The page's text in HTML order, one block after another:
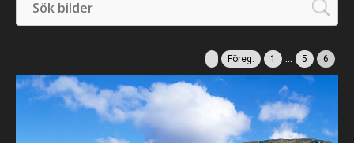
Föreg. 1 ... 5 6